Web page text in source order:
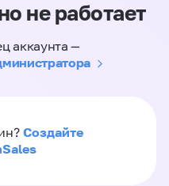
не работает
аккаунта —
Создайте